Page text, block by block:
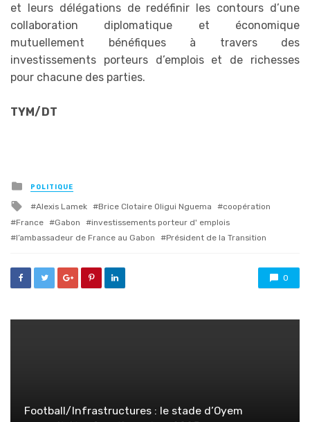
et leurs délégations de redéfinir les contours d’une
collaboration diplomatique et économique
mutuellement bénéfiques à travers des
investissements porteurs d’emplois et de richesses
pour chacune des parties.
TYM/DT
Posted
in
POLITIQUE
Tagged
Alexis Lamek Brice Clotaire Oligui Nguema
coopération
France
Gabon
investissements porteur d' emplois
l’ambassadeur de France au Gabon
Président de la Transition
0
Football/Infrastructures : le stade d’Oyem